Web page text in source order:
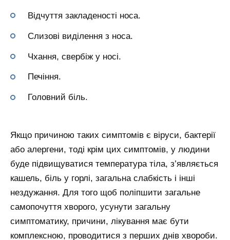
Відчуття закладеності носа.
Слизові виділення з носа.
Чхання, свербіж у носі.
Печіння.
Головний біль.
Якщо причиною таких симптомів є віруси, бактерії
або алергени, тоді крім цих симптомів, у людини
буде підвищуватися температура тіла, з’являється
кашель, біль у горлі, загальна слабкість і інші
нездужання. Для того щоб поліпшити загальне
самопочуття хворого, усунути загальну
симптоматику, причини, лікування має бути
комплексною, проводитися з перших днів хвороби.